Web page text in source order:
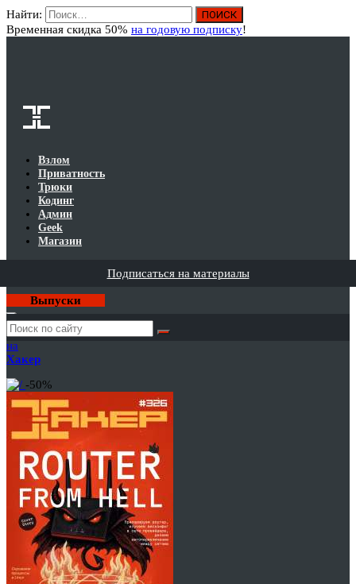
Найти:
Временная скидка 50% на годовую подписку!
Взлом
Приватность
Трюки
Кодинг
Админ
Geek
Магазин
Подписаться на материалы
Выпуски
Годовая
подписка
на
Хакер
-50%